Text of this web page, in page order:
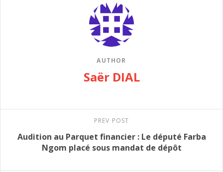
AUTHOR
Saër DIAL
PREV POST
Audition au Parquet financier : Le député Farba
Ngom placé sous mandat de dépôt